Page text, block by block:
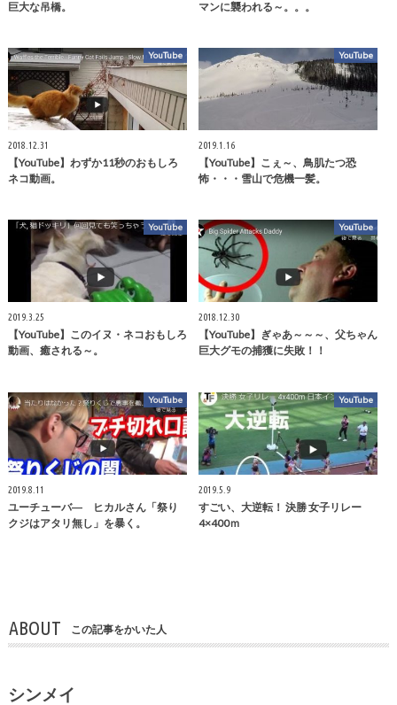
巨大な吊橋。 マンに襲われる～。。。
YouTube
2018.12.31
【YouTube】わずか11秒のおもしろ
ネコ動画。
YouTube
2019.1.16
【YouTube】こぇ～、鳥肌たつ恐
怖・・・雪山で危機一髪。
YouTube
2019.3.25
【YouTube】このイヌ・ネコおもしろ
動画、癒される～。
YouTube
2018.12.30
【YouTube】ぎゃあ～～～、父ちゃん
巨大グモの捕獲に失敗！！
YouTube
2019.8.11
ユーチューバ― ヒカルさん「祭り
クジはアタリ無し」を暴く。
YouTube
2019.5.9
すごい、大逆転！ 決勝 女子リレー
4×400ｍ
ABOUT この記事をかいた人
シンメイ